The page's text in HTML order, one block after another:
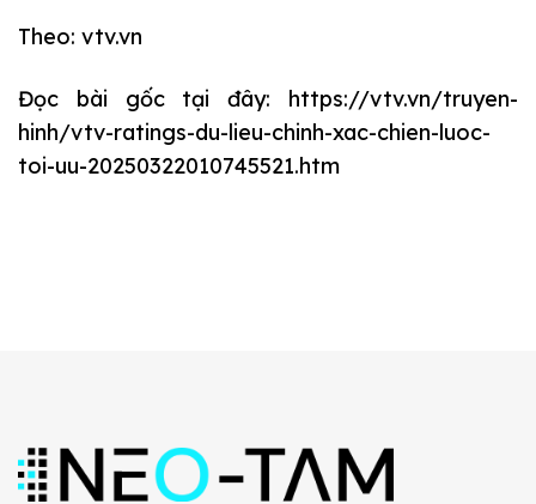
Theo: vtv.vn
Đọc bài gốc tại đây: https://vtv.vn/truyen-
hinh/vtv-ratings-du-lieu-chinh-xac-chien-luoc-
toi-uu-20250322010745521.htm